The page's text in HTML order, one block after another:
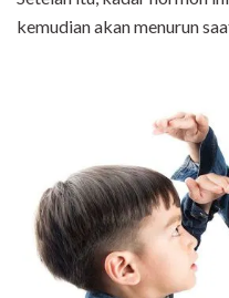
kemudian akan menurun